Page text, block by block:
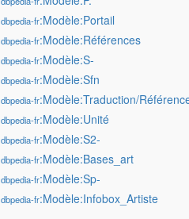
dbpedia-fr:Modèle:Portail
dbpedia-fr:Modèle:Références
dbpedia-fr:Modèle:S-
dbpedia-fr:Modèle:Sfn
dbpedia-fr:Modèle:Traduction/
dbpedia-fr:Modèle:Unité
dbpedia-fr:Modèle:S2-
dbpedia-fr:Modèle:Bases_art
dbpedia-fr:Modèle:Sp-
dbpedia-fr:Modèle:Infobox_Artiste